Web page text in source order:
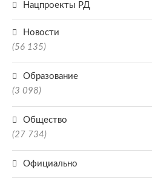
Нацпроекты РД
Новости
(56 135)
Образование
(3 098)
Общество
(27 734)
Официально